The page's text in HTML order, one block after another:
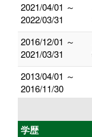
2021/04/01 ～
2022/03/31
2016/12/01 ～
2021/03/31
2013/04/01 ～
2016/11/30
学歴